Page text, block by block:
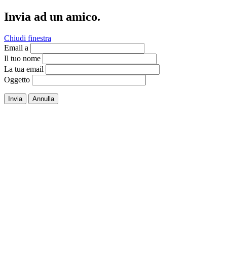
Invia ad un amico.
Chiudi finestra
Email a
Il tuo nome
La tua email
Oggetto
Invia Annulla